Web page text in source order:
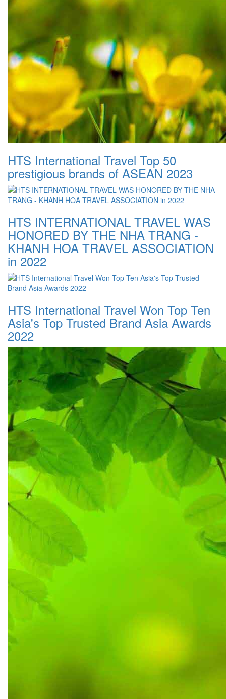
HTS International Travel Top 50
prestigious brands of ASEAN 2023
HTS INTERNATIONAL TRAVEL WAS
HONORED BY THE NHA TRANG -
KHANH HOA TRAVEL ASSOCIATION
in 2022
HTS International Travel Won Top Ten
Asia's Top Trusted Brand Asia Awards
2022